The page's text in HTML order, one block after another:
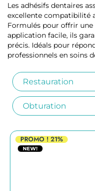
Les adhésifs dentaires
excellente compatibilité
Formulés pour offrir
application facile, ils
précis. Idéals pour
professionnels en soins
PROMO ! 21%
NEW!